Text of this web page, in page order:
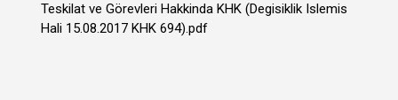
Teskilat ve Görevleri Hakkinda KHK (Degisiklik Islemis
Hali 15.08.2017 KHK 694).pdf